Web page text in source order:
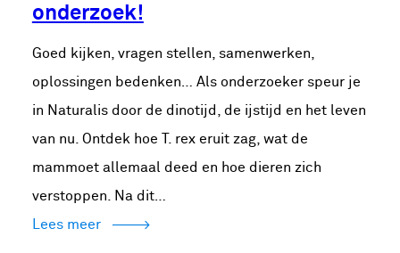
onderzoek!
Goed kijken, vragen stellen, samenwerken,
oplossingen bedenken… Als onderzoeker speur je
in Naturalis door de dinotijd, de ijstijd en het leven
van nu. Ontdek hoe T. rex eruit zag, wat de
mammoet allemaal deed en hoe dieren zich
verstoppen. Na dit…
Lees meer